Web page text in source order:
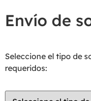
Envío de
Seleccione el tipo de
requeridos: